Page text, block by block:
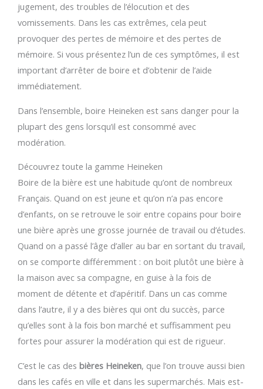
jugement, des troubles de l’élocution et des
vomissements. Dans les cas extrêmes, cela peut
provoquer des pertes de mémoire et des pertes de
mémoire. Si vous présentez l’un de ces symptômes, il est
important d’arrêter de boire et d’obtenir de l’aide
immédiatement.
Dans l’ensemble, boire Heineken est sans danger pour la
plupart des gens lorsqu’il est consommé avec
modération.
Découvrez toute la gamme Heineken
Boire de la bière est une habitude qu’ont de nombreux
Français. Quand on est jeune et qu’on n’a pas encore
d’enfants, on se retrouve le soir entre copains pour boire
une bière après une grosse journée de travail ou d’études.
Quand on a passé l’âge d’aller au bar en sortant du travail,
on se comporte différemment : on boit plutôt une bière à
la maison avec sa compagne, en guise à la fois de
moment de détente et d’apéritif. Dans un cas comme
dans l’autre, il y a des bières qui ont du succès, parce
qu’elles sont à la fois bon marché et suffisamment peu
fortes pour assurer la modération qui est de rigueur.
C’est le cas des bières Heineken, que l’on trouve aussi bien
dans les cafés en ville et dans les supermarchés. Mais est-